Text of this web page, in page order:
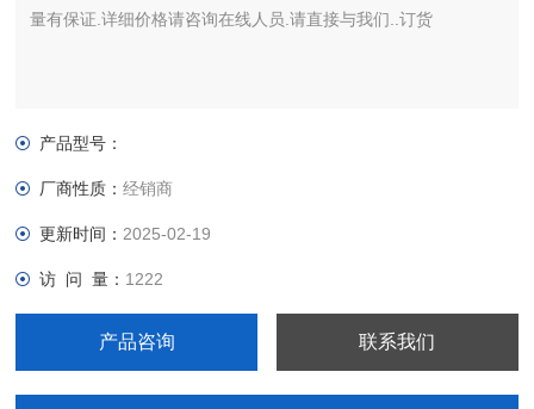
量有保证.详细价格请咨询在线人员.请直接与我们..订货
产品型号：
厂商性质：经销商
更新时间： 2025-02-19
访 问 量： 1222
产品咨询 联系我们